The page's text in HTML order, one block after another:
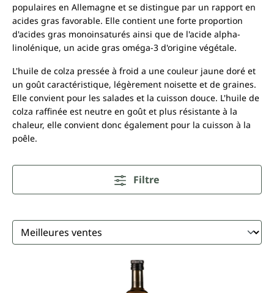
populaires en Allemagne et se distingue par un rapport en
acides gras favorable. Elle contient une forte proportion
d'acides gras monoinsaturés ainsi que de l'acide alpha-
linolénique, un acide gras oméga-3 d'origine végétale.
L'huile de colza pressée à froid a une couleur jaune doré et
un goût caractéristique, légèrement noisette et de graines.
Elle convient pour les salades et la cuisson douce. L'huile de
colza raffinée est neutre en goût et plus résistante à la
chaleur, elle convient donc également pour la cuisson à la
poêle.
Filtre